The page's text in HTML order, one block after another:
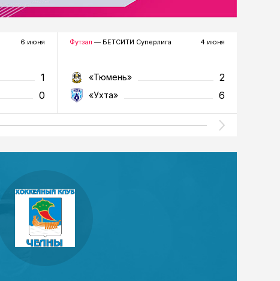
6 июня
1
0
Футзал — БЕТСИТИ Суперлига 4 июня
«Тюмень» 2
«Ухта» 6